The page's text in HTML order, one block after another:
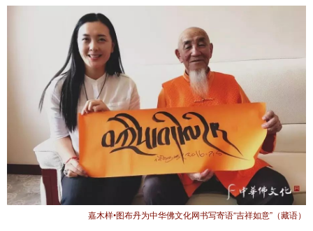
嘉木样•图布丹为中华佛文化网书写寄语“吉祥如意”（藏语）